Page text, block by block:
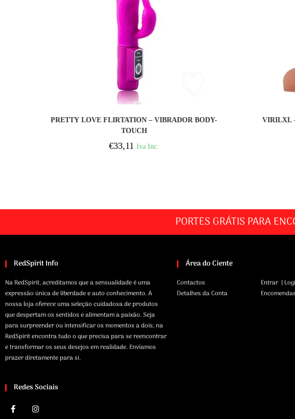
PRETTY LOVE FLIRTATION – VIBRADOR BODY-
TOUCH
€33,11 Iva Inc.
VIRILXL
PORTES GRÁTIS PARA
RedSpirit Info
Na RedSpirit, acreditamos que a sensualidade é uma
expressão única de liberdade e auto conhecimento. A
nossa loja oferece uma seleção cuidadosa de produtos
que despertam os sentidos e alimentam a paixão. Seja
para surpreender ou intensificar os momentos a dois, na
RedSpirit encontra tudo o que precisa para se reencontrar
e transformar os seus desejos em realidade. Enviamos
prazer diretamente para si.
Redes Sociais
Área do Ciente
Contactos
Detalhes da Conta
Entrar |